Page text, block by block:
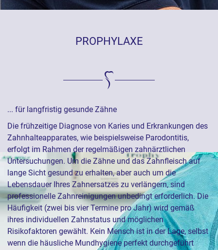
PROPHYLAXE
... für langfristig gesunde Zähne
Die frühzeitige Diagnose von Karies und Erkrankungen des
Zahnhalteapparates, wie beispielsweise Parodontitis,
erfolgt im Rahmen der regelmäßigen zahnärztlichen
Untersuchungen. Um die Zähne und das Zahnfleisch auf
lange Sicht gesund zu erhalten, aber auch um die
Lebensdauer Ihres Zahnersatzes zu verlängern, sind
professionelle Zahnreinigungen unbedingt erforderlich. Die
Häufigkeit (zwei bis vier Termine pro Jahr) wird gemäß
ihres individuellen Zahnstatus und möglichen
Risikofaktoren gewählt. Kein Mensch ist in der Lage, selbst
wenn die häusliche Mundhygiene perfekt durchgeführt